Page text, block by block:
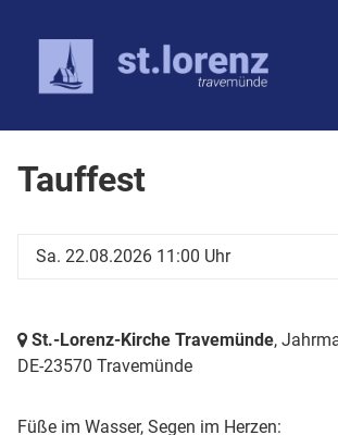
Tauffest
Sa. 22.08.2026 11:00 Uhr
St.-Lorenz-Kirche Travemünde,
DE-23570 Travemünde
Füße im Wasser, Segen im Herzen: